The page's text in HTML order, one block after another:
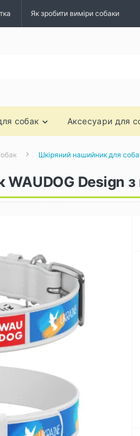
Як зробити виміри собаки
собак Аксесуари для
Шкіряний нашийник для
Design